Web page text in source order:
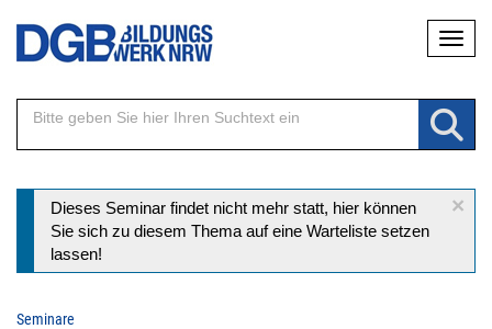
Direkt
Inhalt
×
Statusmeldung
Dieses Seminar findet nicht mehr statt, hier können
Sie sich zu diesem Thema auf eine Warteliste setzen
lassen!
Seminare